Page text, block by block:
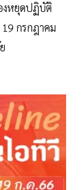
งหยุดปฏิบัติ
กรกฎาคม